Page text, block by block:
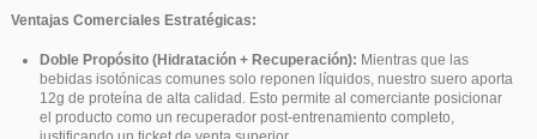
Ventajas Comerciales Estratégicas:
Doble Propósito (Hidratación + Recuperación): Mientras que las
bebidas isotónicas comunes solo reponen líquidos, nuestro suero aporta
12g de proteína de alta calidad. Esto permite al comerciante posicionar
el producto como un recuperador post-entrenamiento completo,